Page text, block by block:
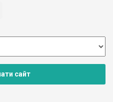
сайт